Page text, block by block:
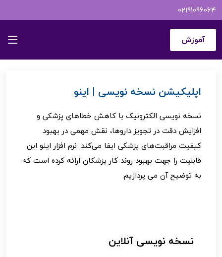
02191096064
آموزشاینـــــو نرم افزار نسخه نویسی الکترونیک | اینو
اپلیکیشن نسخه نویسی | اینو
نسخه نویسی الکترونیک با کاهش خطاهای پزشکی و
افزایش دقت در تجویز داروها، نقش مهمی در بهبود
کیفیت مراقبت‌های پزشکی ایفا می‌کند. نرم افزار اینو این
قابلیت را جهت بهبود روند کار پزشکان ارائه کرده است که
به توضیح آن می پردازیم.
نسخه نویسی آنلاین